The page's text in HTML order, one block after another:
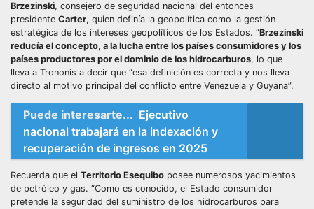
Brzezinski, consejero de seguridad nacional del entonces
presidente Carter, quien definía la geopolítica como la gestión
estratégica de los intereses geopolíticos de los Estados. “Brzezinski
reducía el concepto, a la lucha entre los países consumidores y los
países productores por el dominio de los hidrocarburos, lo que
lleva a Trononis a decir que “esa definición es correcta y nos lleva
directo al motivo principal del conflicto entre Venezuela y Guyana”.
Puede interesarte... Ejecutivo
nacional trabajará en la indexación y
recuperación de ingresos en 2025
Recuerda que el Territorio Esequibo posee numerosos yacimientos
de petróleo y gas. “Como es conocido, el Estado consumidor
pretende la seguridad del suministro de los hidrocarburos para